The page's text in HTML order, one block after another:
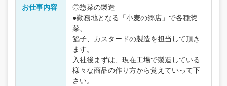
お仕事内容
◎惣菜の製造
●勤務地となる「小麦の郷店」で各種惣
菜、
餡子、カスタードの製造を担当して頂き
ます。
入社後まずは、現在工場で製造している
様々な商品の作り方から覚えていって下
さい。